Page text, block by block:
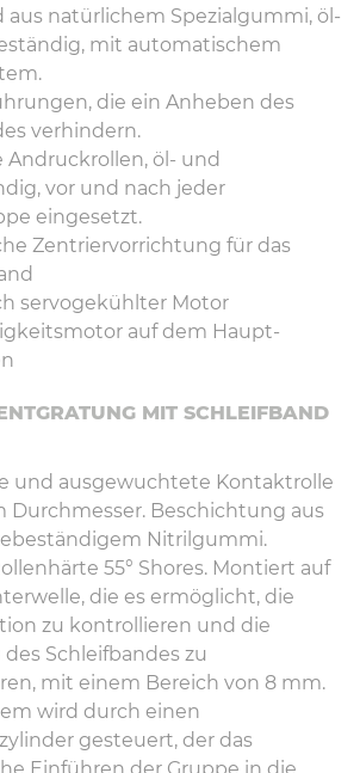
aus natürlichem Spezialgummi, öl-
mit automatischem
die ein Anheben des
verhindern.
öl- und
vor und nach jeder
eingesetzt.
Zentriervorrichtung für das
servogekühlter Motor
auf dem Haupt-
MIT SCHLEIFBAND
und ausgewuchtete Kontaktrolle
Durchmesser. Beschichtung aus
Nitrilgummi.
55° Shores. Montiert auf
die es ermöglicht, die
zu kontrollieren und die
Schleifbandes zu
mit einem Bereich von 8 mm.
wird durch einen
gesteuert, der das
Einführen der Gruppe in die